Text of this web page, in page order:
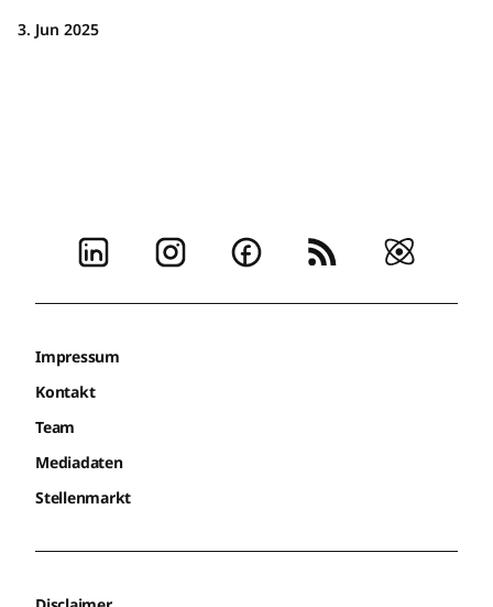
3. Jun 2025
Impressum
Kontakt
Team
Mediadaten
Stellenmarkt